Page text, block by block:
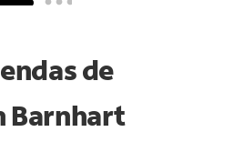
de
Barnhart